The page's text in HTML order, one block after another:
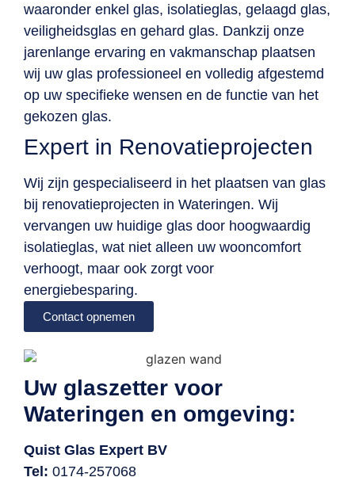
waaronder enkel glas, isolatieglas, gelaagd glas,
veiligheidsglas en gehard glas. Dankzij onze
jarenlange ervaring en vakmanschap plaatsen
wij uw glas professioneel en volledig afgestemd
op uw specifieke wensen en de functie van het
gekozen glas.
Expert in Renovatieprojecten
Wij zijn gespecialiseerd in het plaatsen van glas
bij renovatieprojecten in Wateringen. Wij
vervangen uw huidige glas door hoogwaardig
isolatieglas, wat niet alleen uw wooncomfort
verhoogt, maar ook zorgt voor
energiebesparing.
Contact opnemen
Uw glaszetter voor
Wateringen en omgeving:
Quist Glas Expert BV
Tel: 0174-257068